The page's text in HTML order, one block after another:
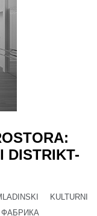
DISTRIKT-
KULTURNI
ФАБРИКА